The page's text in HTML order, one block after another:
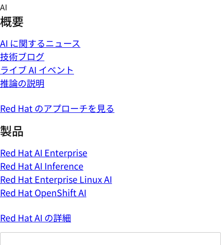
Skip
to
content
AI
概要
AI に関するニュース
技術ブログ
ライブ AI イベント
推論の説明
Red Hat のアプローチを見る
製品
Red Hat AI Enterprise
Red Hat AI Inference
Red Hat Enterprise Linux AI
Red Hat OpenShift AI
Red Hat AI の詳細